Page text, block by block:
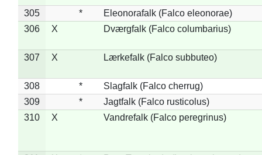
305 *
Eleonorafalk (Falco eleonorae)
306
X Dværgfalk (Falco columbarius)
307 X Lærkefalk (Falco subbuteo)
308 *
Slagfalk (Falco cherrug)
309
*
Jagtfalk (Falco rusticolus)
310
X Vandrefalk (Falco peregrinus)